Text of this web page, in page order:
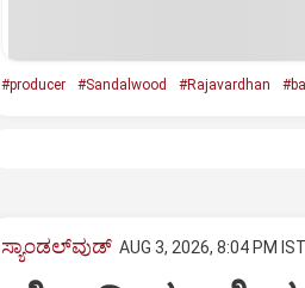
#producer #Sandalwood #Rajavardhan
ಸ್ಯಾಂಡಲ್‌ವುಡ್‌ AUG 3, 2026, 8:04 PM IST